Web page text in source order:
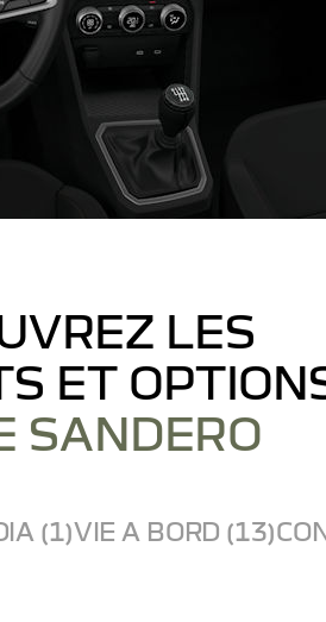
LES
ET
SANDERO
(1)VIE A BORD (13)